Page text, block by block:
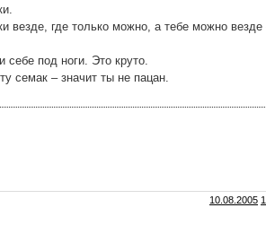
везде, где только можно, а тебе можно везде
под ноги. Это круто.
семак – значит ты не пацан.
10.08.2005